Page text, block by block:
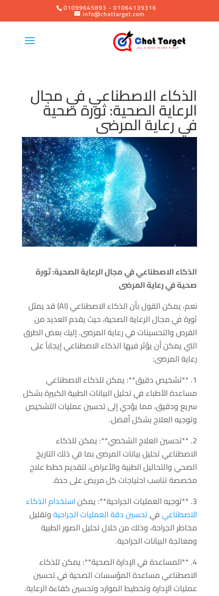
01099645893 - 01064139316
info@chattarget.com
الذكاء الاصطناعي في مجال
الرعاية الصحية: ثورة صحية
في رعاية المرضى
الذكاء الاصطناعي في مجال الرعاية الصحية: ثورة
صحية في رعاية المرضى
نعم، يمكن القول بأن الذكاء الاصطناعي (AI) قد يمثل
ثورة في مجال الرعاية الصحية، حيث يقدم العديد من
الفرص والتحسينات في رعاية المرضى. إليك بعض الطرق
التي يمكن أن يؤثر فيها الذكاء الاصطناعي إيجاباً على
رعاية المرضى:
1. **تشخيص دقيق**: يمكن للذكاء الاصطناعي
مساعدة الأطباء في تحليل البيانات الطبية الكبيرة بشكل
سريع ودقيق، مما يؤدي إلى تحسين عمليات التشخيص
وتوجيه العلاج بشكل أفضل.
2. **تحسين العلاج الشخصي**: يمكن للذكاء
الاصطناعي تحليل بيانات المرضى بما في ذلك التاريخ
الصحي والتحاليل الطبية والأعراض، لتقديم خطط علاج
مخصصة تناسب احتياجات كل مريض على حدة.
3. **توجيه العمليات الجراحية**: يمكن
استخدام الذكاء
الاصطناعيفيتحسين دقة العمليات الجراحيةوتقليل
مخاطر الجراحة، وذلك من خلال تحليل الصور الطبية
ومعالجة البيانات الجراحية.
4. **المساعدة في الإدارة الصحية**: يمكن للذكاء
الاصطناعي مساعدة المؤسسات الصحية في تحسين
عمليات الإدارة وتخطيط الموارد وتحسين كفاءة الرعاية.